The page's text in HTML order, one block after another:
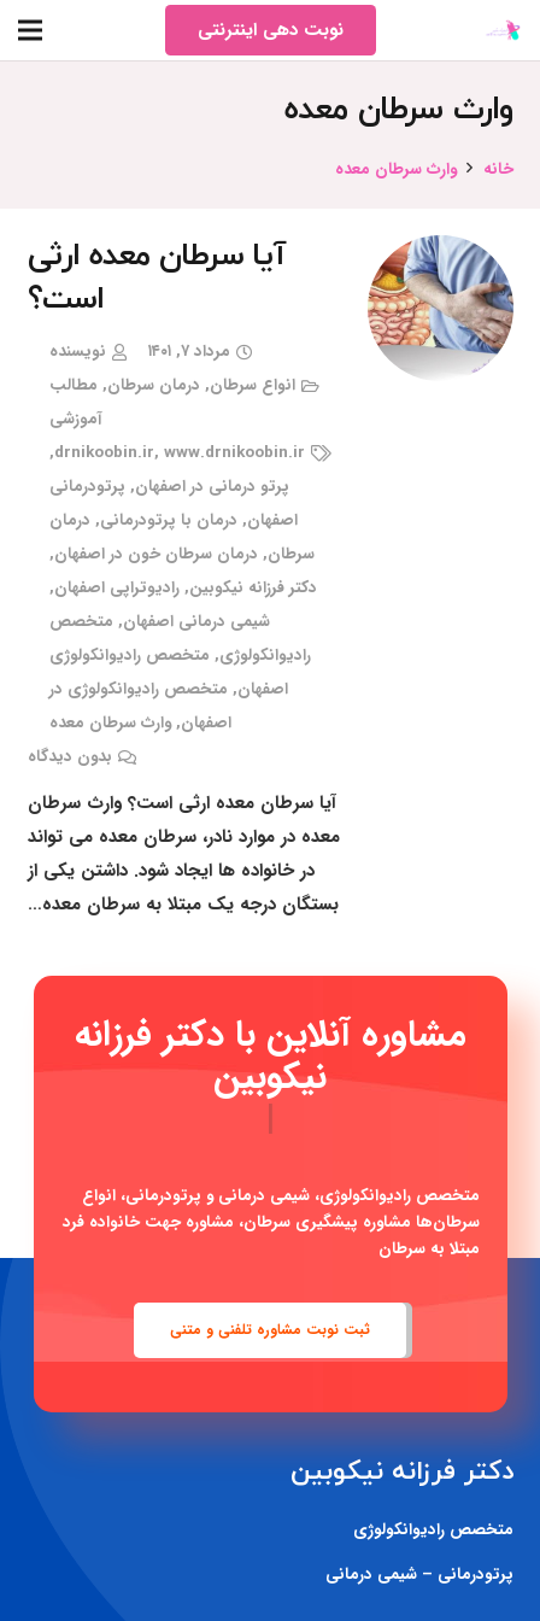
نوبت دهی اینترنتی
وارث سرطان معده
خانه وارث سرطان معده
آیا سرطان معده ارثی
است؟
مرداد ۷, ۱۴۰۱
نویسنده
انواع سرطان, درمان سرطان, مطالب
آموزشی
drnikoobin.ir, www.drnikoobin.ir
,
پرتو درمانی در اصفهان, پرتودرمانی
اصفهان, درمان با پرتودرمانی, درمان
سرطان, درمان سرطان خون در اصفهان,
دکتر فرزانه نیکوبین,رادیوتراپی اصفهان,
شیمی درمانی اصفهان, متخصص
رادیوانکولوژی, متخصص رادیوانکولوژی
اصفهان, متخصص رادیوانکولوژی در
اصفهان,وارث سرطان معده
بدون دیدگاه
آیا سرطان معده ارثی است؟ وارث سرطان
معده در موارد نادر، سرطان معده می تواند
در خانواده ها ایجاد شود. داشتن یکی از
بستگان درجه یک مبتلا به سرطان معده…
مشاوره آنلاین با دکتر فرزانه
نیکوبین
|
متخصص رادیوانکولوژی، شیمی درمانی و پرتودرمانی، انواع
سرطان‌ها مشاوره پیشگیری سرطان، مشاوره جهت خانواده فرد
مبتلا به سرطان
ثبت نوبت مشاوره تلفنی و متنی
دکتر فرزانه نیکوبین
متخصص رادیوانکولوژی
پرتودرمانی – شیمی درمانی